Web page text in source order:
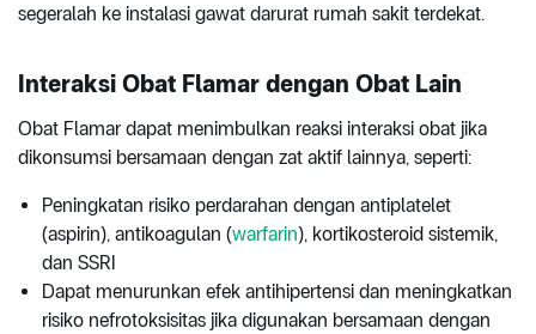
segeralah ke instalasi gawat darurat rumah sakit terdekat.
Interaksi Obat Flamar dengan Obat Lain
Obat Flamar dapat menimbulkan reaksi interaksi obat jika
dikonsumsi bersamaan dengan zat aktif lainnya, seperti:
Peningkatan risiko perdarahan dengan antiplatelet
(aspirin), antikoagulan (warfarin), kortikosteroid sistemik,
dan SSRI
Dapat menurunkan efek antihipertensi dan meningkatkan
risiko nefrotoksisitas jika digunakan bersamaan dengan